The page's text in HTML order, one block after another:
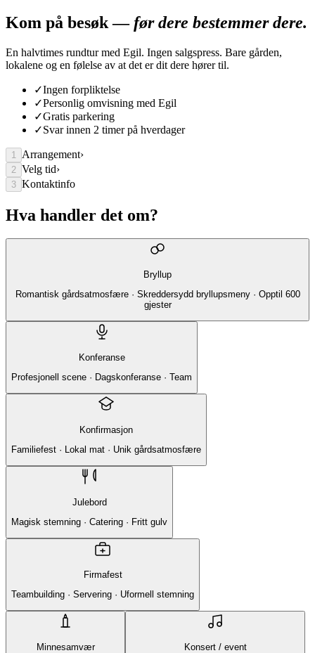
Kom på besøk — før dere bestemmer dere.
En halvtimes rundtur med Egil. Ingen salgspress. Bare gården,
lokalene og en følelse av at det er dit dere hører til.
✓Ingen forpliktelse
✓Personlig omvisning med Egil
✓Gratis parkering
✓Svar innen 2 timer på hverdager
1 Arrangement›
2 Velg tid›
3 Kontaktinfo
Hva handler det om?
Bryllup
Romantisk gårdsatmosfære · Skreddersydd bryllupsmeny · Opptil 600
gjester
Konferanse
Profesjonell scene · Dagskonferanse · Team
Konfirmasjon
Familiefest · Lokal mat · Unik gårdsatmosfære
Julebord
Magisk stemning · Catering · Fritt gulv
Firmafest
Teambuilding · Servering · Uformell stemning
Minnesamvær
Konsert / event